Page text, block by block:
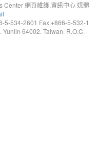
網頁維護.資訊中心 媒體
5-534-2601 Fax:+866-5-532-1
64002. Taiwan. R.O.C.